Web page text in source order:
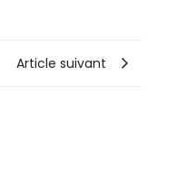
Article suivant